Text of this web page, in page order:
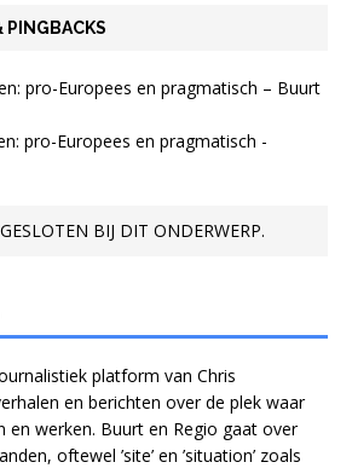
PINGBACKS
pro-Europees en pragmatisch – Buurt
pro-Europees en pragmatisch -
BIJ DIT ONDERWERP.
platform van Chris
en berichten over de plek waar
en werken. Buurt en Regio gaat over
oftewel ’site’ en ’situation’ zoals